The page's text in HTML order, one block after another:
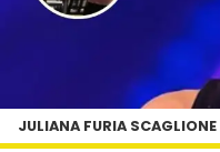
JULIANA FURIA SCAGLIONE